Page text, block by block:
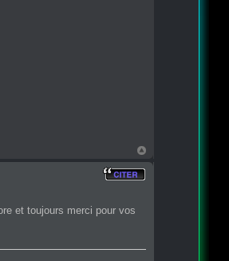
et toujours merci pour vos